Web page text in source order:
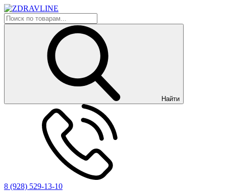
Найти
8 (928) 529-13-10